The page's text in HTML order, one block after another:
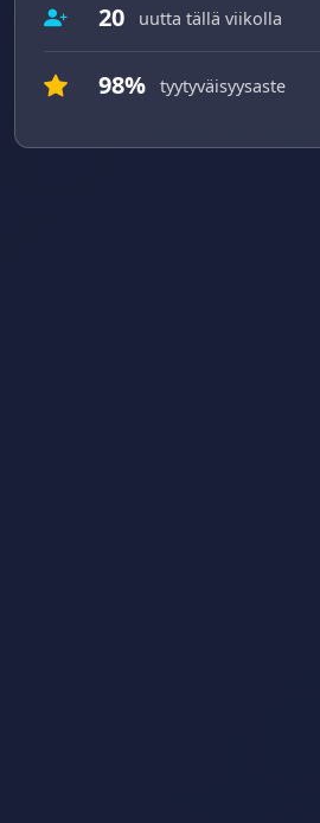
20 uutta tällä viikolla
98% tyytyväisyysaste